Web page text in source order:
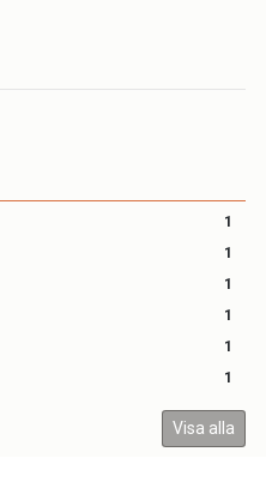
1
1
1
1
1
1
Visa alla